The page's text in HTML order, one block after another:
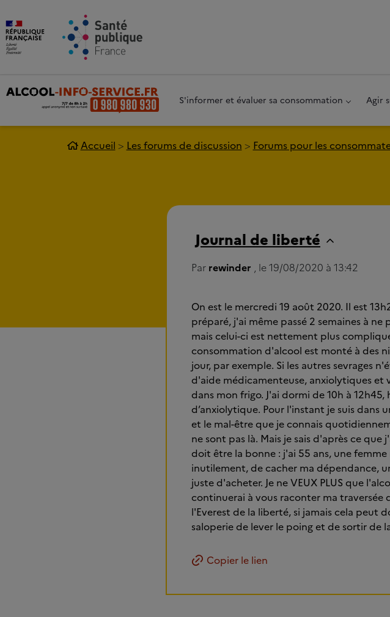
S'informer et évaluer sa consommation Agir
Accueil Les forums de discussion Forums pour les
Journal de liberté
Par rewinder , le 19/08/2020 à 13:42
On est le mercredi 19 août 2020. Il est
préparé, j'ai même passé 2 semaines à
mais celui-ci est nettement plus
consommation d'alcool est monté à des
jour, par exemple. Si les autres sevrages
d'aide médicamenteuse, anxiolytiques et
dans mon frigo. J'ai dormi de 10h à
d’anxiolytique. Pour l'instant je suis
et le mal-être que je connais
ne sont pas là. Mais je sais d'après ce
doit être la bonne : j'ai 55 ans, une
inutilement, de cacher ma dépendance,
juste d'acheter. Je ne VEUX PLUS que
continuerai à vous raconter ma traversée
l'Everest de la liberté, si jamais cela peut
saloperie de lever le poing et de sortir de
Copier le lien